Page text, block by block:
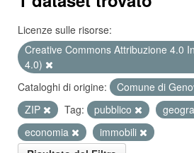
Licenze sulle risorse:
Creative Commons Attribuzione 4.0
4.0)
Cataloghi di origine:
Comune di
ZIP
Tag: pubblico
economia
immobili